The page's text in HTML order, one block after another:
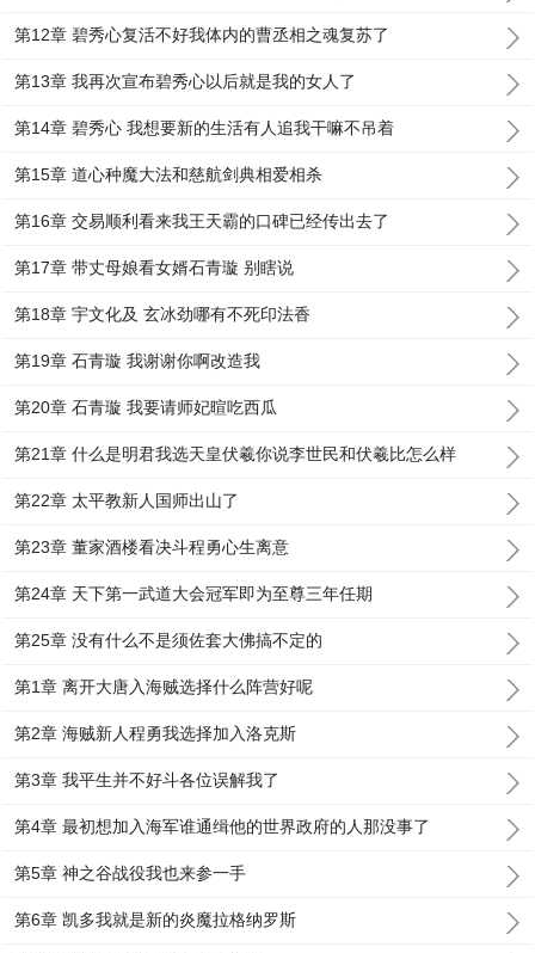
第12章 碧秀心复活不好我体内的曹丞相之魂复苏了
第13章 我再次宣布碧秀心以后就是我的女人了
第14章 碧秀心 我想要新的生活有人追我干嘛不吊着
第15章 道心种魔大法和慈航剑典相爱相杀
第16章 交易顺利看来我王天霸的口碑已经传出去了
第17章 带丈母娘看女婿石青璇 别瞎说
第18章 宇文化及 玄冰劲哪有不死印法香
第19章 石青璇 我谢谢你啊改造我
第20章 石青璇 我要请师妃暄吃西瓜
第21章 什么是明君我选天皇伏羲你说李世民和伏羲比怎么样
第22章 太平教新人国师出山了
第23章 董家酒楼看决斗程勇心生离意
第24章 天下第一武道大会冠军即为至尊三年任期
第25章 没有什么不是须佐套大佛搞不定的
第1章 离开大唐入海贼选择什么阵营好呢
第2章 海贼新人程勇我选择加入洛克斯
第3章 我平生并不好斗各位误解我了
第4章 最初想加入海军谁通缉他的世界政府的人那没事了
第5章 神之谷战役我也来参一手
第6章 凯多我就是新的炎魔拉格纳罗斯